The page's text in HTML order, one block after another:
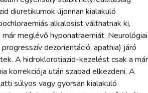
diuretikumok újonnan kialakuló
alkalosist válthatnak ki,
meglévő hyponatraemiát. Neurológiai
dezorientáció, apathia) járó
A hidroklorotiazid-kezelést csak a már
korrekciója után szabad elkezdeni. A
súlyos vagy gyorsan kialakuló